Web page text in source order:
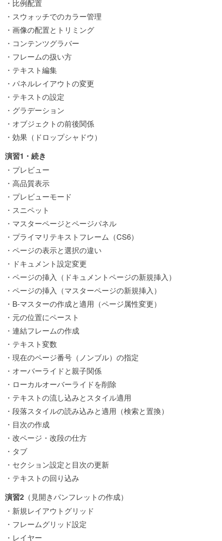
・比例配置
・スウォッチでのカラー管理
・画像の配置とトリミング
・コンテンツグラバー
・フレームの扱い方
・テキスト編集
・パネルレイアウトの変更
・テキストの設定
・グラデーション
・オブジェクトの前後関係
・効果（ドロップシャドウ）
演習1・続き
・プレビュー
・高品質表示
・プレビューモード
・スニペット
・マスターページとページパネル
・プライマリテキストフレーム（CS6）
・ページの表示と選択の違い
・ドキュメント設定変更
・ページの挿入（ドキュメントページの新規挿入）
・ページの挿入（マスターページの新規挿入）
・B-マスターの作成と適用（ページ属性変更）
・元の位置にペースト
・連結フレームの作成
・テキスト変数
・現在のページ番号（ノンブル）の指定
・オーバーライドと親子関係
・ローカルオーバーライドを削除
・テキストの流し込みとスタイル適用
・段落スタイルの読み込みと適用（検索と置換）
・目次の作成
・改ページ・改段の仕方
・タブ
・セクション設定と目次の更新
・テキストの回り込み
演習2 （見開きパンフレットの作成）
・新規レイアウトグリッド
・フレームグリッド設定
・レイヤー